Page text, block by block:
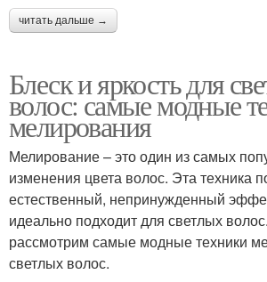
читать дальше →
Блеск и яркость для
волос: самые модные
мелирования
Мелирование – это один из самых
изменения цвета волос. Эта техника
естественный, непринужденный
идеально подходит для светлых
рассмотрим самые модные техники
светлых волос.